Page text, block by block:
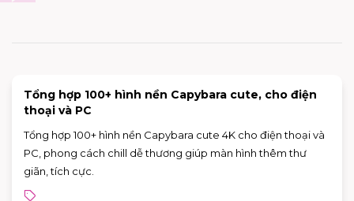
Tổng hợp 100+ hình nền Capybara cute, cho điện
thoại và PC
Tổng hợp 100+ hình nền Capybara cute 4K cho điện thoại và
PC, phong cách chill dễ thương giúp màn hình thêm thư
giãn, tích cực.